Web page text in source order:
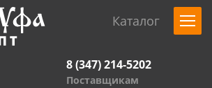
Каталог
8 (347) 214-5202
Поставщикам